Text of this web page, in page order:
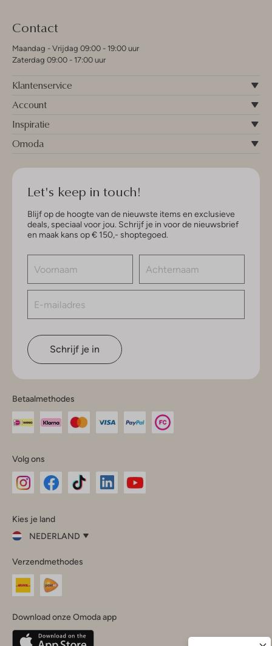
Contact
Maandag - Vrijdag 09:00 - 19:00 uur
Zaterdag 09:00 - 17:00 uur
Klantenservice
Account
Inspiratie
Omoda
Let's keep in touch!
Blijf op de hoogte van de nieuwste items en exclusieve
deals, speciaal voor jou. Schrijf je in voor de nieuwsbrief
en maak kans op € 150,- shoptegoed.
Schrijf je in
Betaalmethodes
Volg ons
InstagramFacebook
Kies je land
NEDERLAND
je
land
Nederland
Belgique(Français)
Verzendmethodes
Download onze Omoda app